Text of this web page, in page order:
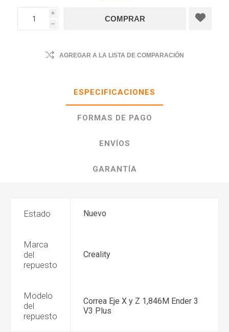
i
h
AGREGAR A LA LISTA DE COMPARACIÓN
ESPECIFICACIONES
FORMAS DE PAGO
ENVÍOS
GARANTÍA
Estado Nuevo
Marca
del
repuesto
Creality
Modelo
del
repuesto
Correa Eje X y Z 1,846M Ender 3
V3 Plus